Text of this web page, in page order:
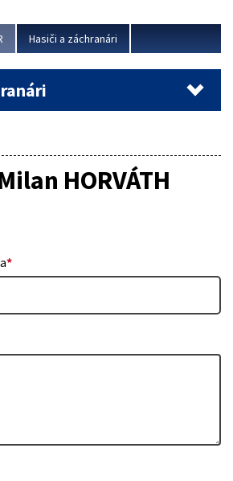
Hasiči a záchranári
HORVÁTH
*